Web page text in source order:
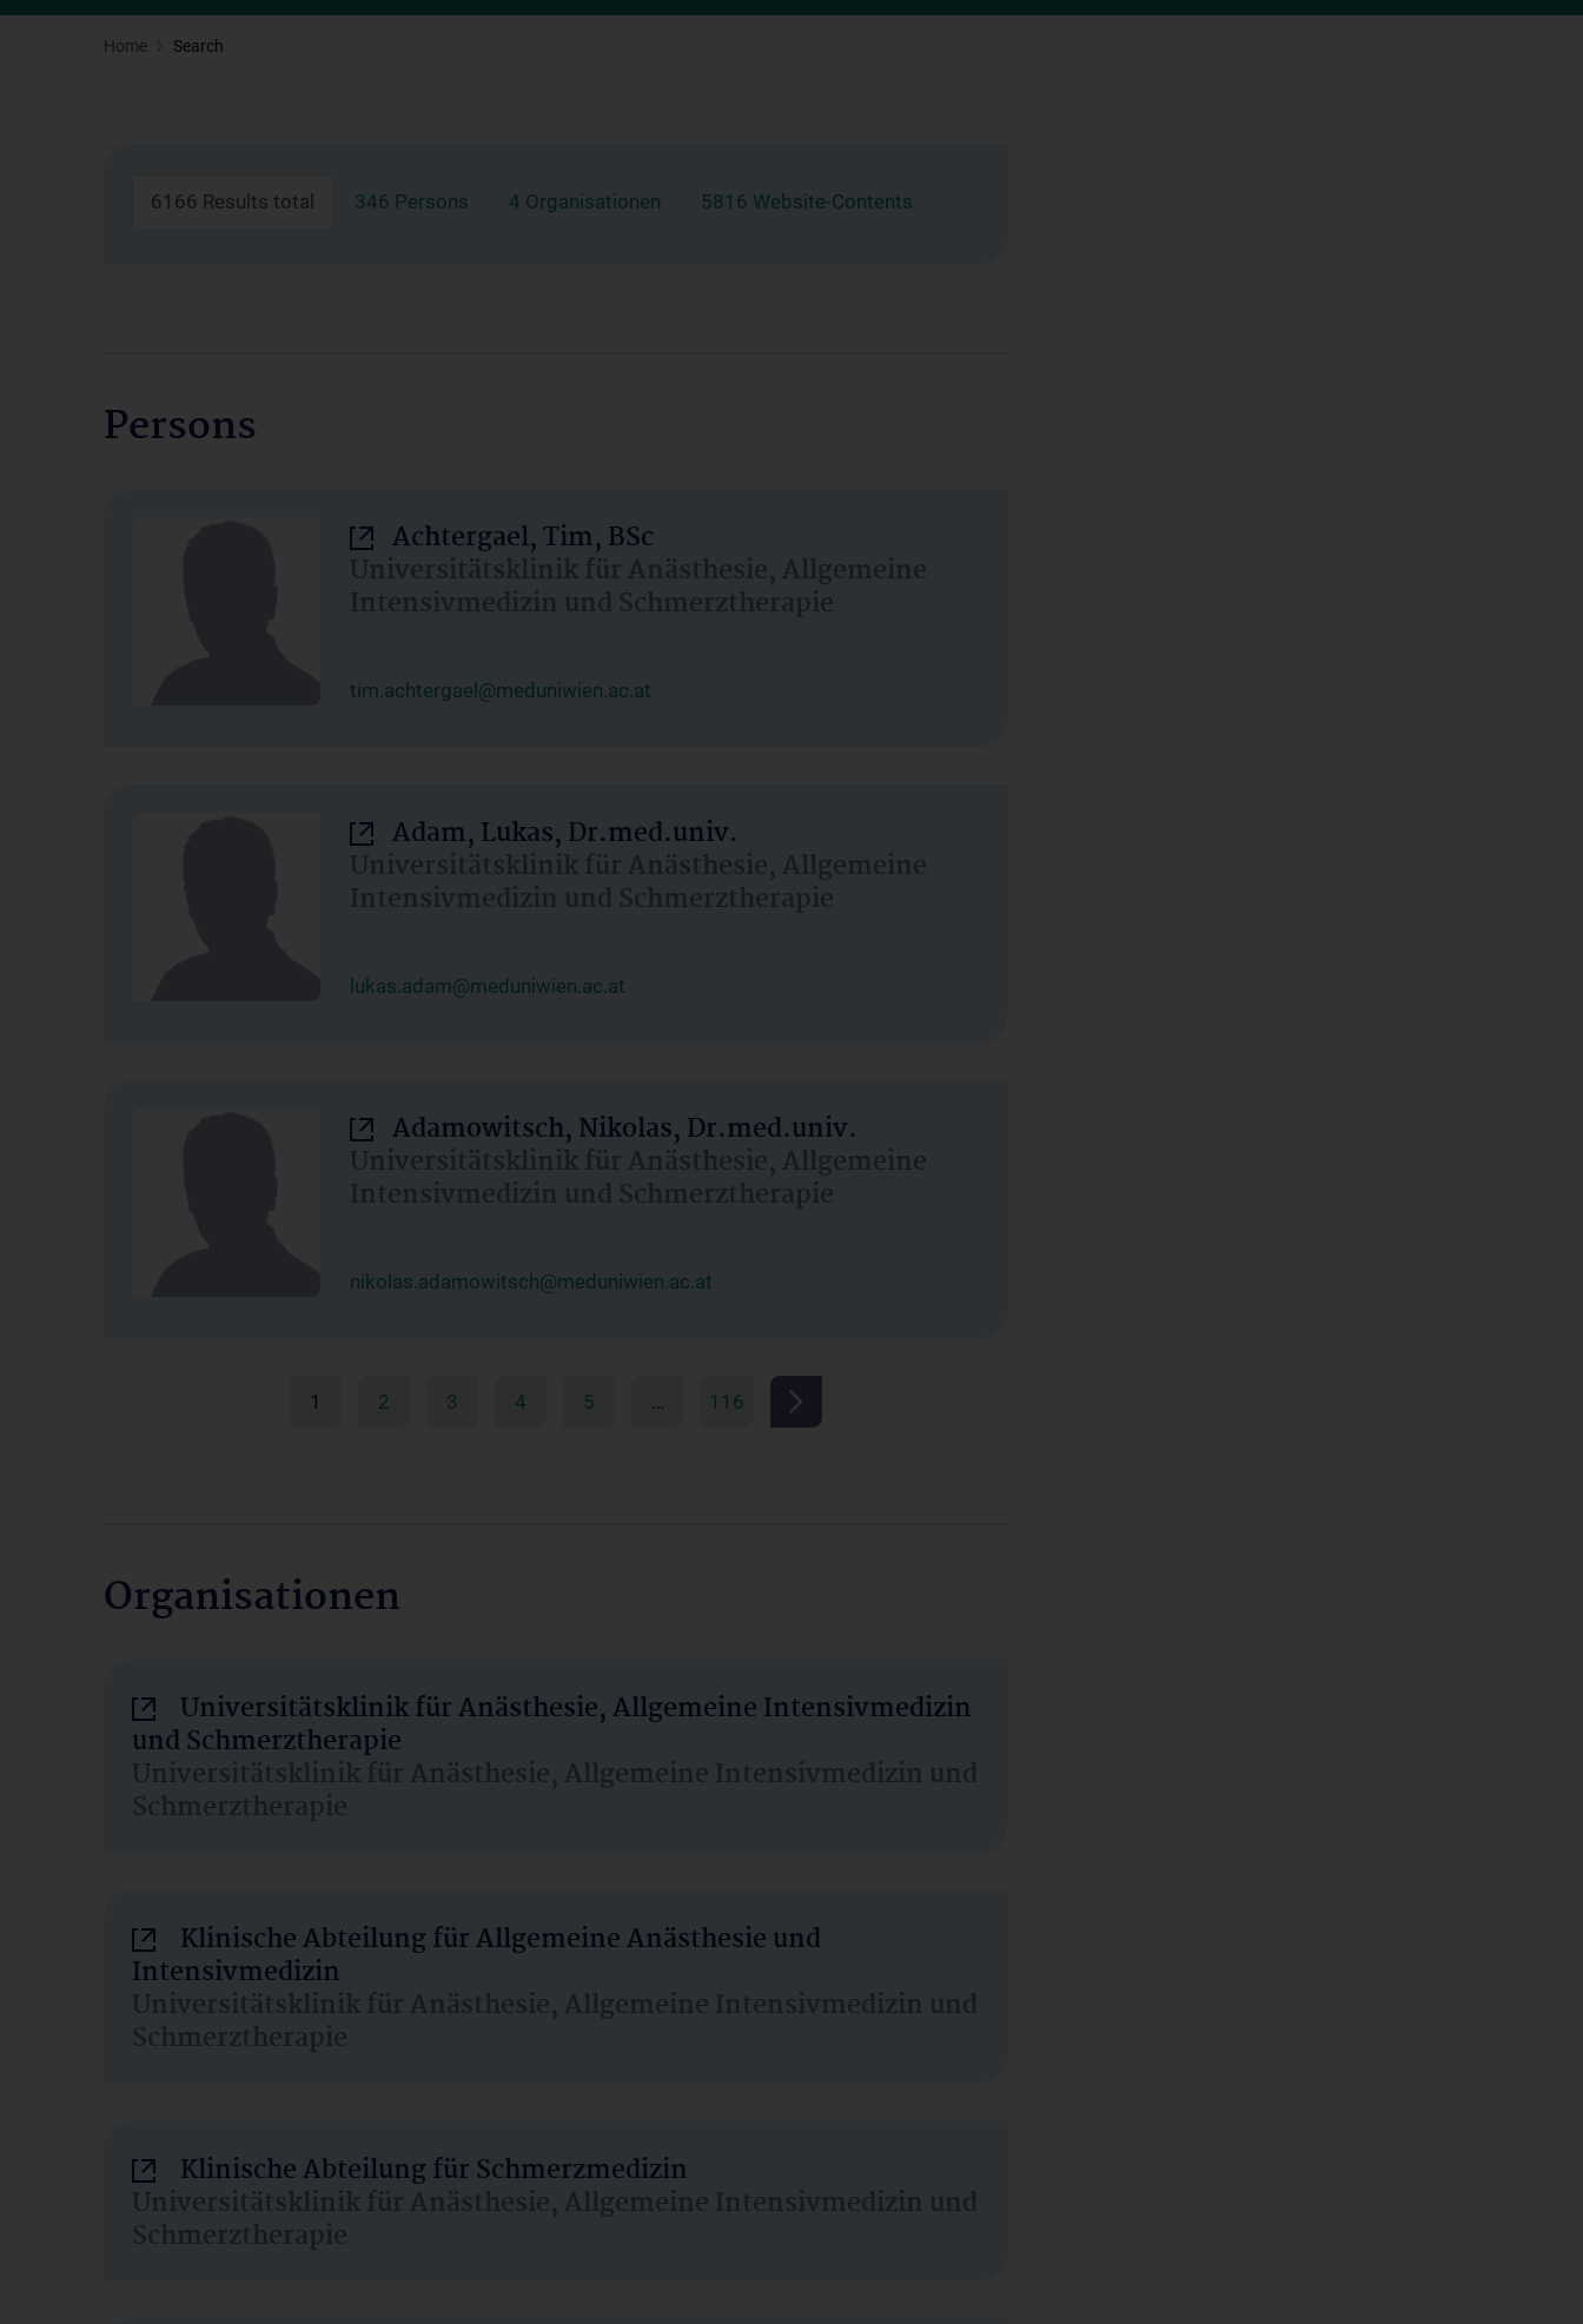
Home Search
6166 Results total 346 Persons 4 Organisationen 5816 Website-Contents
Persons
Achtergael, Tim, BSc
Universitätsklinik für Anästhesie, Allgemeine
Intensivmedizin und Schmerztherapie
tim.achtergael@meduniwien.ac.at
Adam, Lukas, Dr.med.univ.
Universitätsklinik für Anästhesie, Allgemeine
Intensivmedizin und Schmerztherapie
lukas.adam@meduniwien.ac.at
Adamowitsch, Nikolas, Dr.med.univ.
Universitätsklinik für Anästhesie, Allgemeine
Intensivmedizin und Schmerztherapie
nikolas.adamowitsch@meduniwien.ac.at
1 2 3 4 5 … 116
Organisationen
Universitätsklinik für Anästhesie, Allgemeine Intensivmedizin
und Schmerztherapie
Universitätsklinik für Anästhesie, Allgemeine Intensivmedizin und
Schmerztherapie
Klinische Abteilung für Allgemeine Anästhesie und
Intensivmedizin
Universitätsklinik für Anästhesie, Allgemeine Intensivmedizin und
Schmerztherapie
Klinische Abteilung für Schmerzmedizin
Universitätsklinik für Anästhesie, Allgemeine Intensivmedizin und
Schmerztherapie